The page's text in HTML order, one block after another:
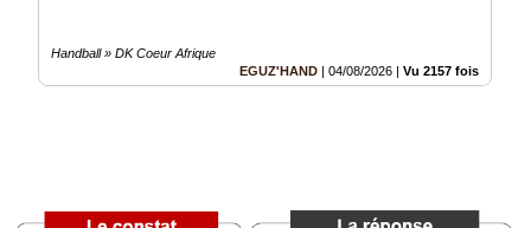
Handball » DK Coeur Afrique
EGUZ'HAND
04/08/2026 Vu 2157 fois